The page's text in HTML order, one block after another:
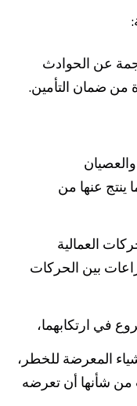
عن الحوادث
من ضمان التأمين.
ينتج عنها من
العمالية
بين الحركات
في ارتكابهما،
المعرضة للخطر،
من شأنها أن تعرضه